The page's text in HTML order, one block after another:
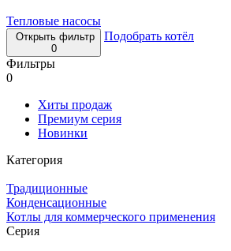
Тепловые насосы
Открыть фильтр
0
Подобрать котёл
Фильтры
0
Хиты продаж
Премиум серия
Новинки
Категория
Традиционные
Конденсационные
Котлы для коммерческого применения
Серия